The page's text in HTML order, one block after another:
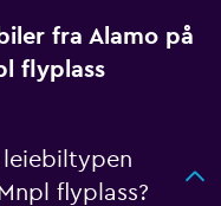
fra Alamo på
flyplass
flyplass?